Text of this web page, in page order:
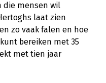
die mensen wil
laat zien
zo vaak falen en hoe
bereiken met 35
met tien jaar